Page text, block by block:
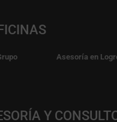
Asesoría en
Y